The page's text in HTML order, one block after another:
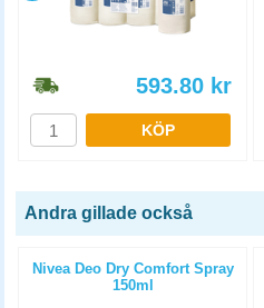
593.80 kr
KÖP
Andra gillade också
Nivea Deo Dry Comfort Spray
150ml